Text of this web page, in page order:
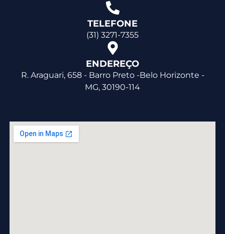
TELEFONE
(31) 3271-7355
ENDEREÇO
R. Araguari, 658 - Barro Preto -Belo Horizonte -
MG, 30190-114